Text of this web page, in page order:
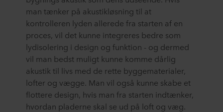
man tænker på akustikløsning til at
kontrolleren lyden allerede fra starten af en
proces, vil det kunne integreres bedre som
lydisolering i design og funktion - og dermed
vil man bedst muligt kunne komme dårlig
akustik til livs med de rette byggematerialer,
lofter og vægge. Man vil også kunne skabe et
flottere design, hvis man fra starten indtænker,
hvordan pladerne skal se ud på loft og væg.